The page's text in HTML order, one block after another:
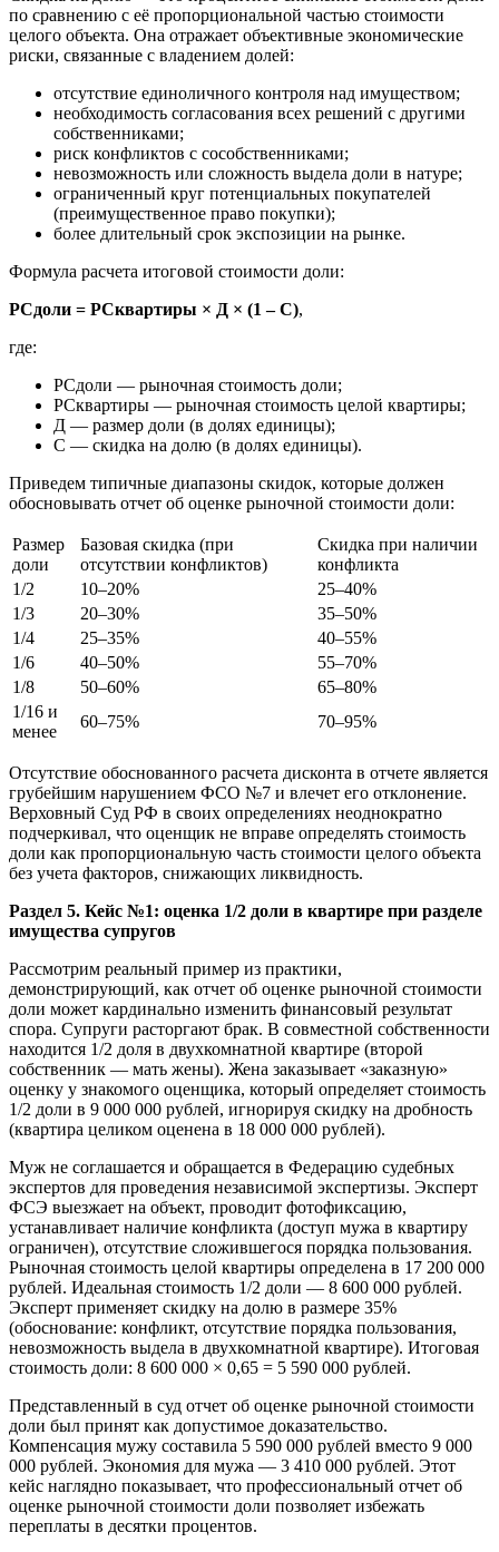
по сравнению с её пропорциональной частью стоимости
целого объекта. Она отражает объективные экономические
риски, связанные с владением долей:
отсутствие единоличного контроля над имуществом;
необходимость согласования всех решений с другими
собственниками;
риск конфликтов с сособственниками;
невозможность или сложность выдела доли в натуре;
ограниченный круг потенциальных покупателей
(преимущественное право покупки);
более длительный срок экспозиции на рынке.
Формула расчета итоговой стоимости доли:
РСдоли = РСквартиры × Д × (1 – С),
где:
РСдоли — рыночная стоимость доли;
РСквартиры — рыночная стоимость целой квартиры;
Д — размер доли (в долях единицы);
С — скидка на долю (в долях единицы).
Приведем типичные диапазоны скидок, которые должен
обосновывать отчет об оценке рыночной стоимости доли:
Размер
доли
Базовая скидка (при
отсутствии конфликтов)
Скидка при наличии
конфликта
1/2
10–20%
25–40%
1/3
20–30%
35–50%
1/4
25–35%
40–55%
1/6
40–50%
55–70%
1/8
50–60%
65–80%
1/16 и
менее
60–75% 70–95%
Отсутствие обоснованного расчета дисконта в отчете является
грубейшим нарушением ФСО №7 и влечет его отклонение.
Верховный Суд РФ в своих определениях неоднократно
подчеркивал, что оценщик не вправе определять стоимость
доли как пропорциональную часть стоимости целого объекта
без учета факторов, снижающих ликвидность.
Раздел 5. Кейс №1: оценка 1/2 доли в квартире при разделе
имущества супругов
Рассмотрим реальный пример из практики,
демонстрирующий, как отчет об оценке рыночной стоимости
доли может кардинально изменить финансовый результат
спора. Супруги расторгают брак. В совместной собственности
находится 1/2 доля в двухкомнатной квартире (второй
собственник — мать жены). Жена заказывает «заказную»
оценку у знакомого оценщика, который определяет стоимость
1/2 доли в 9 000 000 рублей, игнорируя скидку на дробность
(квартира целиком оценена в 18 000 000 рублей).
Муж не соглашается и обращается в Федерацию судебных
экспертов для проведения независимой экспертизы. Эксперт
ФСЭ выезжает на объект, проводит фотофиксацию,
устанавливает наличие конфликта (доступ мужа в квартиру
ограничен), отсутствие сложившегося порядка пользования.
Рыночная стоимость целой квартиры определена в 17 200 000
рублей. Идеальная стоимость 1/2 доли — 8 600 000 рублей.
Эксперт применяет скидку на долю в размере 35%
(обоснование: конфликт, отсутствие порядка пользования,
невозможность выдела в двухкомнатной квартире). Итоговая
стоимость доли: 8 600 000 × 0,65 = 5 590 000 рублей.
Представленный в суд отчет об оценке рыночной стоимости
доли был принят как допустимое доказательство.
Компенсация мужу составила 5 590 000 рублей вместо 9 000
000 рублей. Экономия для мужа — 3 410 000 рублей. Этот
кейс наглядно показывает, что профессиональный отчет об
оценке рыночной стоимости доли позволяет избежать
переплаты в десятки процентов.